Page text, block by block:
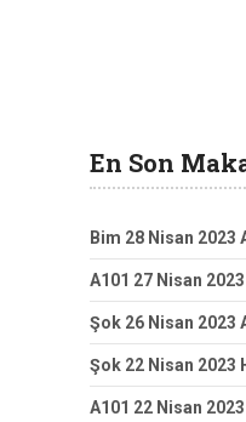
En Son
Bim 28 Nisan 2023
A101 27 Nisan
Şok 26 Nisan 2023
Şok 22 Nisan 2023
A101 22 Nisan